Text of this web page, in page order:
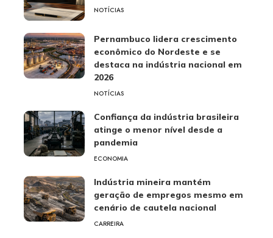
NOTÍCIAS
Pernambuco lidera crescimento
econômico do Nordeste e se
destaca na indústria nacional em
2026
NOTÍCIAS
Confiança da indústria brasileira
atinge o menor nível desde a
pandemia
ECONOMIA
Indústria mineira mantém
geração de empregos mesmo em
cenário de cautela nacional
CARREIRA